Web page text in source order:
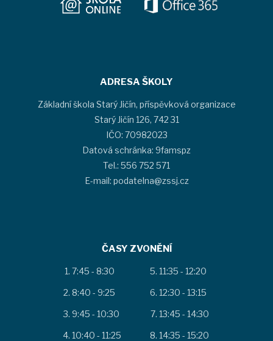
ADRESA ŠKOLY
Základní škola Starý Jičín, příspěvková organizace
Starý Jičín 126, 742 31
IČO: 70982023
Datová schránka: 9famspz
Tel.: 556 752 571
E-mail: podatelna@zssj.cz
ČASY ZVONĚNÍ
7:45 - 8:30
8:40 - 9:25
9:45 - 10:30
10:40 - 11:25
11:35 - 12:20
12:30 - 13:15
13:45 - 14:30
14:35 - 15:20